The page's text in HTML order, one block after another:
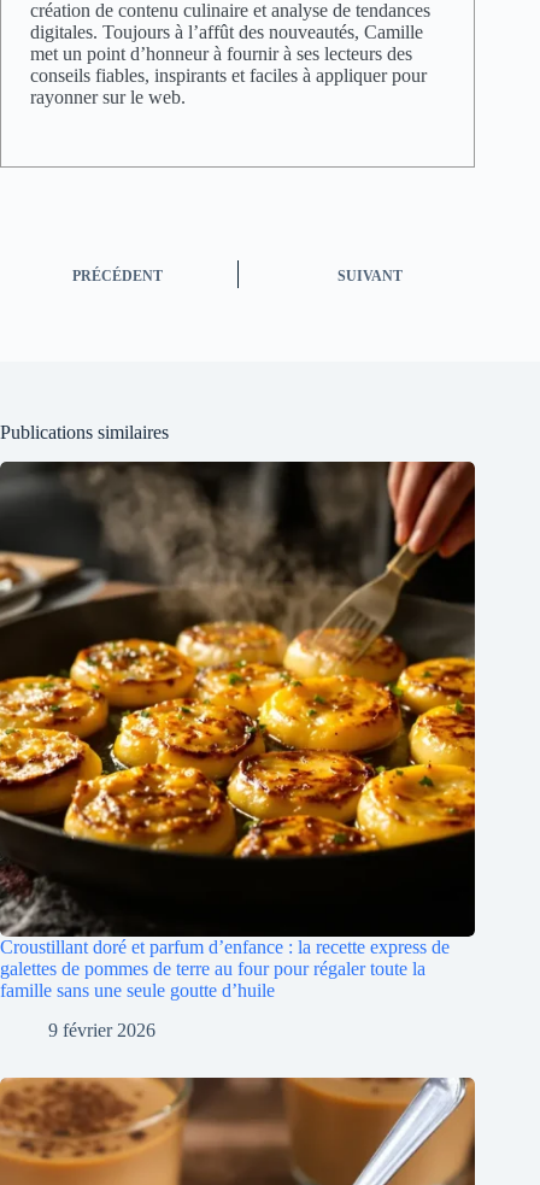
création de contenu culinaire et analyse de tendances
digitales. Toujours à l’affût des nouveautés, Camille
met un point d’honneur à fournir à ses lecteurs des
conseils fiables, inspirants et faciles à appliquer pour
rayonner sur le web.
PRÉCÉDENT SUIVANT
Publications similaires
Croustillant doré et parfum d’enfance : la recette express de
galettes de pommes de terre au four pour régaler toute la
famille sans une seule goutte d’huile
9 février 2026